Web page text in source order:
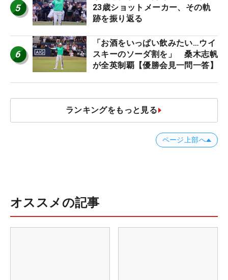
5
23歳ショットメーカー、その軌
跡を振り返る
6
「お酒をいっぱい飲みたい…ウイ
スキーのソーダ割を」 桑木志帆
が全英制覇【優勝会見一問一答】
ランキングをもっと見る
ページ上部へ
オススメの記事